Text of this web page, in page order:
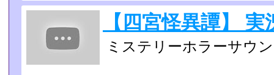
【四宮怪異譚】
ミステリーホラーサウ